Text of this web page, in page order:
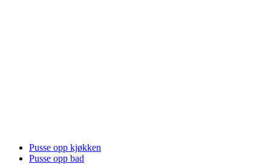
Pusse opp kjøkken
Pusse opp bad